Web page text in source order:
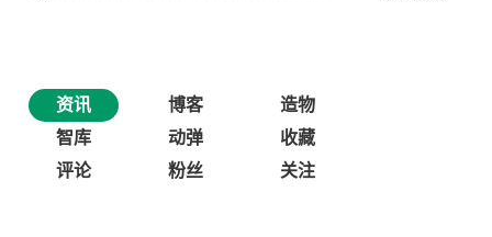
资讯 博客
造物
智库
动弹
收藏
评论
粉丝 关注